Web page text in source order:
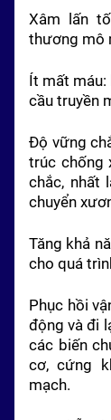
Xâm lấn
thương mô
Ít mất máu:
cầu truyền
Độ vững
trúc chống
chắc, nhất
chuyển
Tăng khả
cho quá
Phục hồi
động và đi
các biến
cơ, cứng
mạch.